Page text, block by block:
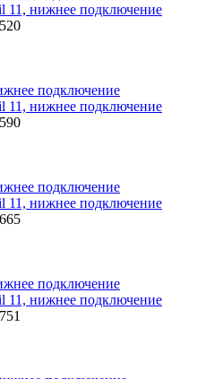
11, нижнее подключение
520
11, нижнее подключение
590
11, нижнее подключение
665
11, нижнее подключение
751